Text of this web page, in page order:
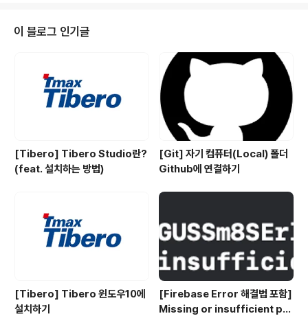
n이 있는 인덱스까지의 숫자들은 모두 반드시 만나는 경우
입니다. ex) enter [1,4,2,3] leave [2,1,4,3] leave의
가장 첫 번째 숫자는 2입니다. enter에서 2가 있는 index
는 2입니다. 고로 enter의 0부터 2까지의 숫자 1,4,2는 1
이 블로그 인기글
[Tibero] Tibero Studio란?
(feat. 설치하는 방법)
[Git] 자기 컴퓨터(Local) 폴더
Github에 연결하기
[Tibero] Tibero 윈도우10에
설치하기
[Firebase Error 해결법 포함]
Missing or insufficient per